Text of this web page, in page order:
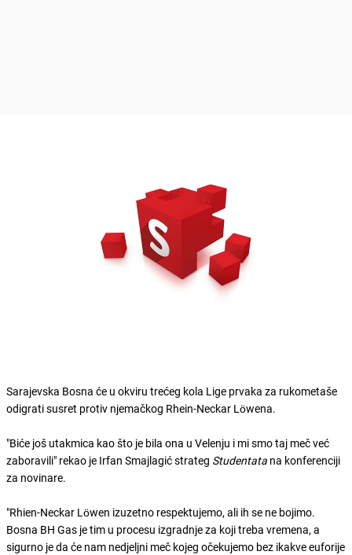
Sarajevska Bosna će u okviru trećeg kola Lige prvaka za rukometaše
odigrati susret protiv njemačkog Rhein-Neckar Löwena.
"Biće još utakmica kao što je bila ona u Velenju i mi smo taj meč već
zaboravili" rekao je Irfan Smajlagić strateg Studentata na konferenciji
za novinare.
"Rhien-Neckar Löwen izuzetno respektujemo, ali ih se ne bojimo.
Bosna BH Gas je tim u procesu izgradnje za koji treba vremena, a
sigurno je da će nam nedjeljni meč kojeg očekujemo bez ikakve euforije